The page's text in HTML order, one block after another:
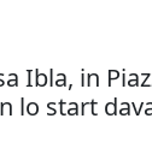
in
lo start